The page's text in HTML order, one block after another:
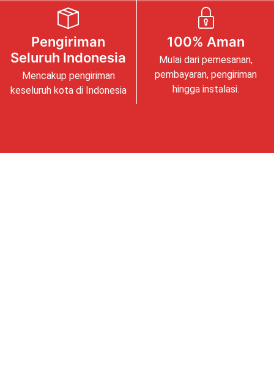
Pengiriman
Seluruh Indonesia
Mencakup pengiriman
keseluruh kota di Indonesia
100% Aman
Mulai dari pemesanan,
pembayaran, pengiriman
hingga instalasi.